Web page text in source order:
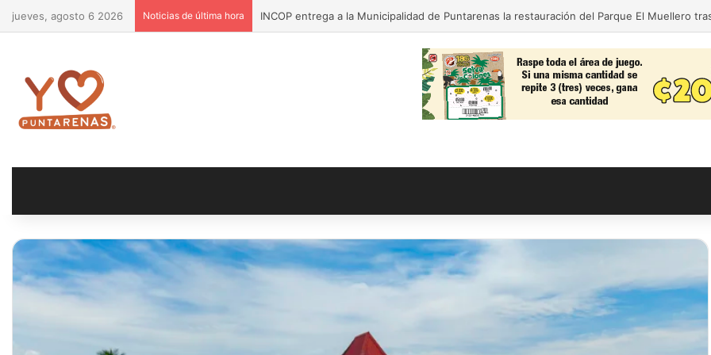
jueves, agosto 6 2026 Noticias de última hora ¡Más calidad de vida para nuestra gente! El Monseñor Sanabria estrena moderna farmacia